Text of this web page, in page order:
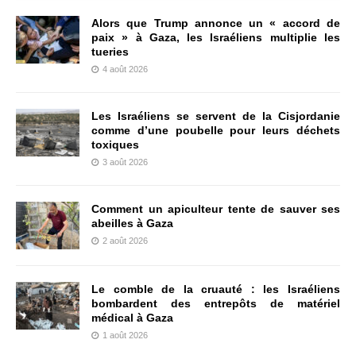
Alors que Trump annonce un « accord de
paix » à Gaza, les Israéliens multiplie les
tueries
4 août 2026
Les Israéliens se servent de la Cisjordanie
comme d’une poubelle pour leurs déchets
toxiques
3 août 2026
Comment un apiculteur tente de sauver ses
abeilles à Gaza
2 août 2026
Le comble de la cruauté : les Israéliens
bombardent des entrepôts de matériel
médical à Gaza
1 août 2026